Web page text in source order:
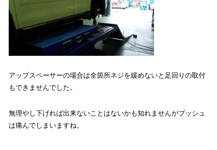
アップスペーサーの場合は全箇所ネジを緩めないと足回りの取付
もできませんでした。
無理やし下げれば出来ないことはないかも知れませんがブッシュ
は痛んでしまいますね。